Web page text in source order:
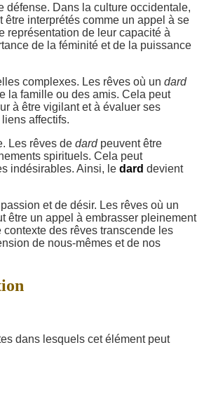
défense. Dans la culture occidentale,
être interprétés comme un appel à se
représentation de leur capacité à
de la féminité et de la puissance
complexes. Les rêves où un dard
la famille ou des amis. Cela peut
à être vigilant et à évaluer ses
affectifs.
Les rêves de dardpeuvent être
spirituels. Cela peut
indésirables. Ainsi, le dard devient
et de désir. Les rêves où un
être un appel à embrasser pleinement
contexte des rêves transcende les
de nous-mêmes et de nos
dans lesquels cet élément peut